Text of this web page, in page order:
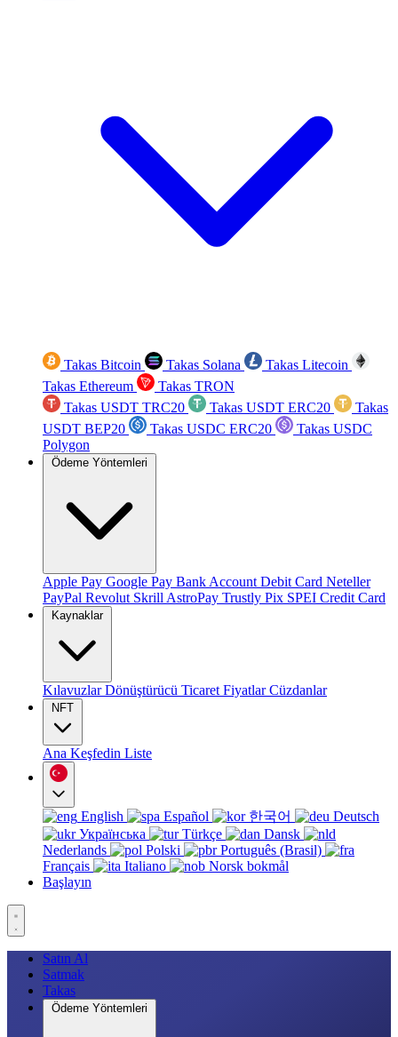
Takas Bitcoin Takas Solana
Takas Litecoin
Takas Ethereum
Takas TRON
Takas USDT TRC20
Takas USDT ERC20
Takas
USDT BEP20
Takas USDC ERC20
Takas USDC
Polygon
Ödeme Yöntemleri
Apple Pay Google Pay Bank Account Debit Card Neteller
PayPal Revolut Skrill AstroPay Trustly Pix SPEI Credit Card
Kaynaklar
KılavuzlarDönüştürücü Ticaret FiyatlarCüzdanlar
NFT
Ana Keşfedin Liste
English Español 한국어
Deutsch
Українська
Türkçe
Dansk
Nederlands
Polski
Português (Brasil)
Français
Italiano
Norsk bokmål
Başlayın
Satın Al
Satmak
Takas
Ödeme Yöntemleri